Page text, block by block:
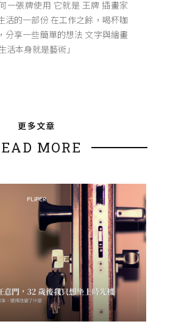
一張牌使用 它就是 王牌 插畫家
活的一部份 在工作之餘，喝杯咖
分享一些簡單的想法 文字與繪畫
活本身就是藝術」
更多文章
MORE